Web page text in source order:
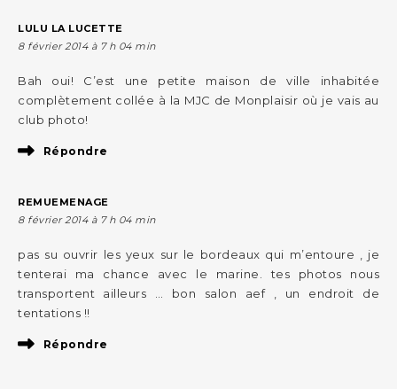
LULU LA LUCETTE
8 février 2014 à 7 h 04 min
Bah oui! C’est une petite maison de ville inhabitée
complètement collée à la MJC de Monplaisir où je vais au
club photo!
Répondre
REMUEMENAGE
8 février 2014 à 7 h 04 min
pas su ouvrir les yeux sur le bordeaux qui m’entoure , je
tenterai ma chance avec le marine. tes photos nous
transportent ailleurs … bon salon aef , un endroit de
tentations !!
Répondre